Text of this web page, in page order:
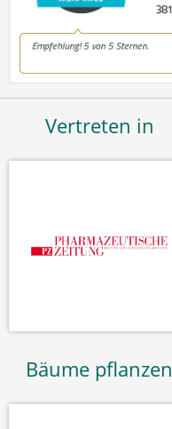
Vertreten in
Bäume pflanzen